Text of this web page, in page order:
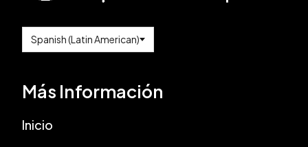
Más Información
Inicio